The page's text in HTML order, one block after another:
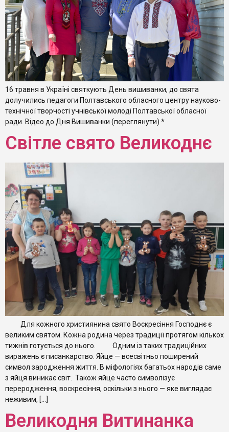
16 травня в Україні святкують День вишиванки, до свята
долучились педагоги Полтавського обласного центру науково-
технічної творчості учнівської молоді Полтавської обласної
ради. Відео до Дня Вишиванки (переглянути) *
Світле свято Великоднє
Для кожного християнина свято Воскресіння Господнє є
великим святом. Кожна родина через традиції протягом кількох
тижнів готується до нього. Одним із таких традиційних
виражень є писанкарство. Яйце — всесвітньо поширений
символ зародження життя. В міфологіях багатьох народів саме
з яйця виникає світ. Також яйце часто символізує
переродження, воскресіння, оскільки з нього — яке виглядає
неживим, […]
Великодня Витинанка